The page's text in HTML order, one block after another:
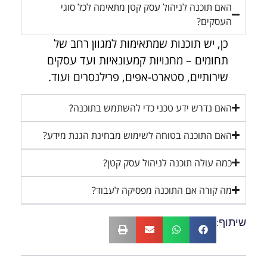
האם תוכנה לניהול עסק קטן מתאימה לכל סוגי
העסקים?
כן, יש תוכנות שמתאימות למגוון רחב של
תחומים – מחנויות קמעונאיות ועד עסקים
שירותיים, סטארט-אפים, פרילנסרים ועוד.
האם נדרש ידע טכני כדי להשתמש בתוכנה?
האם התוכנה בטוחה לשימוש מבחינת הגנת מידע?
כמה עולה תוכנה לניהול עסק קטן?
מה קורה אם התוכנה מפסיקה לעבוד?
שיתוף: